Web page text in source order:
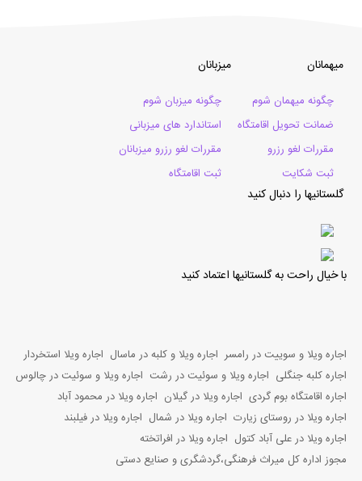
میهمانان
چگونه میهمان شوم
ضمانت تحویل اقامتگاه
مقررات لغو رزرو
ثبت شکایت
میزبانان
چگونه میزبان شوم
استاندارد های میزبانی
مقررات لغو رزرو میزبانان
ثبت اقامتگاه
گلستانیها را دنبال کنید
با خیال راحت به گلستانیها اعتماد کنید
اجاره ویلا و سوییت در رامسر اجاره ویلا و کلبه در ماسال اجاره ویلا استخردار
اجاره کلبه جنگلی اجاره ویلا و سوئیت در رشت اجاره ویلا و سوئیت در چالوس
اجاره اقامتگاه بوم گردی اجاره ویلا در گیلان اجاره ویلا در محمود آباد
اجاره ویلا در روستای زیارت اجاره ویلا در شمال اجاره ویلا در فیلبند
اجاره ویلا در علی آباد کتول اجاره ویلا در افراتخته
مجوز اداره کل میراث فرهنگی،گردشگری و صنایع دستی